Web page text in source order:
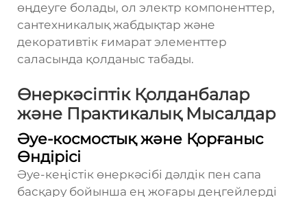
өңдеуге болады, ол электр компоненттер,
сантехникалық жабдықтар және
декоративтік ғимарат элементтер
саласында қолданыс табады.
Өнеркәсіптік Қолданбалар
және Практикалық Мысалдар
Әуе-космостық және Қорғаныс
Өндірісі
Әуе-кеңістік өнеркәсібі дәлдік пен сапа
басқару бойынша ең жоғары деңгейлерді